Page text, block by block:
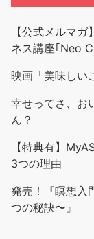
【公式メルマ
ネス講座｢Neo
映画「美味しい
幸せってさ、お
ん？
【特典有】
3つの理由
発売！『瞑想入
つの秘訣〜』